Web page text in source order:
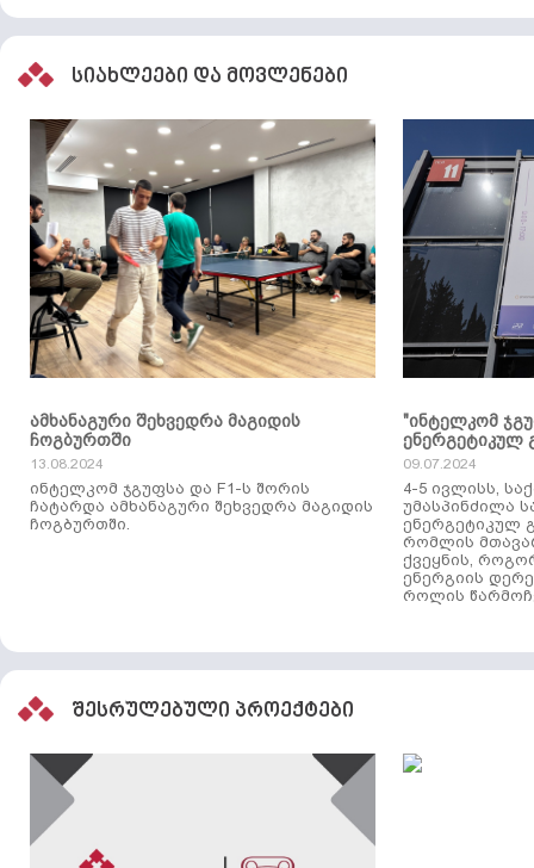
სიახლეები და მოვლენები
ამხანაგური შეხვედრა მაგიდის
ჩოგბურთში
13.08.2024
ინტელკომ ჯგუფსა და F1-ს შორის
ჩატარდა ამხანაგური შეხვედრა მაგიდის
ჩოგბურთში.
"ინტელკომ
ენერგეტიკულ
09.07.2024
4-5 ივლისს,
უმასპინძილა
ენერგეტიკულ
რომლის
ქვეყნის,
ენერგიის
როლის
შესრულებული პროექტები